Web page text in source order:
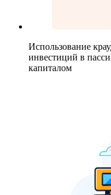
Использование
инвестиций в
капиталом